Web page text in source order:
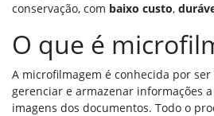
conservação, com baixo custo,
O que é
A microfilmagem é conhecida por
gerenciar e armazenar informações
imagens dos documentos. Todo o